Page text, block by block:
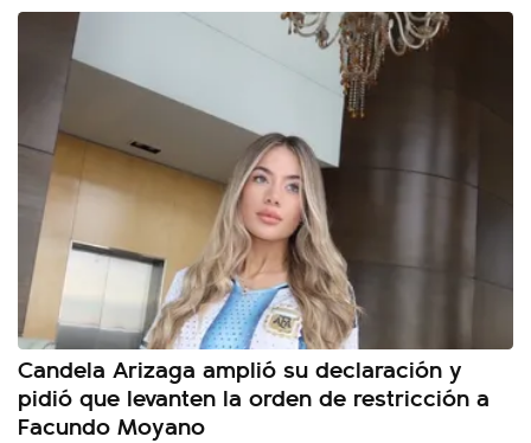
Candela Arizaga amplió su declaración y
pidió que levanten la orden de restricción a
Facundo Moyano